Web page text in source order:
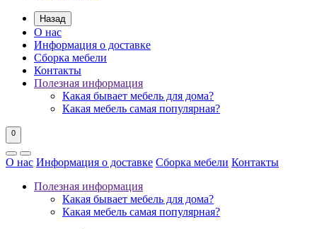
Назад
О нас
Информация о доставке
Сборка мебели
Контакты
Полезная информация
Какая бывает мебель для дома?
Какая мебель самая популярная?
0
О нас Информация о доставке Сборка мебели Контакты
Полезная информация
Какая бывает мебель для дома?
Какая мебель самая популярная?